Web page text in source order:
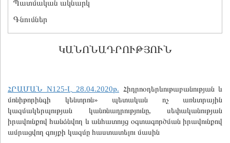
Պատմական ակնարկ
Գնումներ
ԿԱՆՈՆԱԴՐՈՒԹՅՈՒՆ
ՀՐԱՄԱՆ N125-Լ 28.04.2020թ. Հիդրոօդերևութաբանության և
մոնիթորինգի կենտրոն» պետական ոչ առևտրային
կազմակերպության կանոնադրությունը, սեփականության
իրավունքով հանձնվող և անհատույց օգտագործման իրավունքով
ամրացվող գույքի կազմը հաստատելու մասին